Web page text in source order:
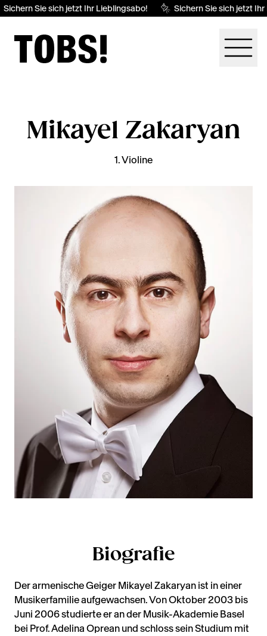
Sichern Sie sich jetzt Ihr Lieblingsabo! Sichern Sie sich jetzt Ihr
Mikayel Zakaryan
1. Violine
Biografie
Der armenische Geiger Mikayel Zakaryan ist in einer
Musikerfamilie aufgewachsen. Von Oktober 2003 bis
Juni 2006 studierte er an der Musik-Akademie Basel
bei Prof. Adelina Oprean und schloss sein Studium mit